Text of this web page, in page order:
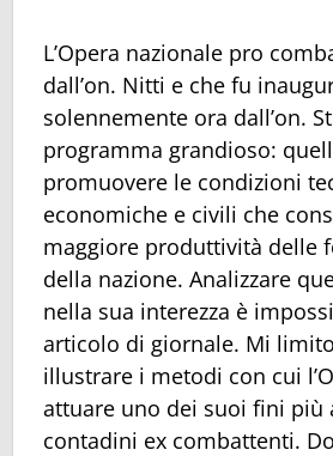
L’Opera nazionale pro
dall’on. Nitti e che fu
solennemente ora dall’on.
programma grandioso:
promuovere le condizioni
economiche e civili che
maggiore produttività delle
della nazione. Analizzare
nella sua interezza è
articolo di giornale. Mi
illustrare i metodi con cui
attuare uno dei suoi fini più
contadini ex combattenti.